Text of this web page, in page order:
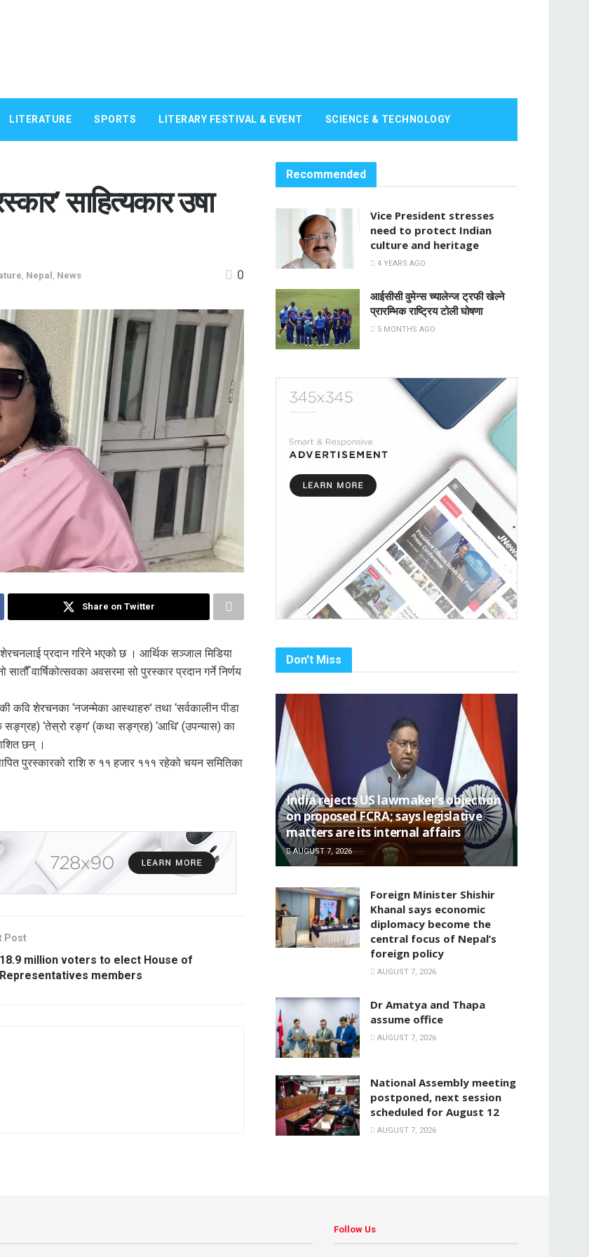
LITERATURE SPORTS LITERARY FESTIVAL & EVENT SCIENCE & TECHNOLOGY
साहित्यकार उषा
Nepal News 0
Share on Twitter
प्रदान गरिने भएको छ । आर्थिक सञ्जाल मिडिया
वार्षिकोत्सवका अवसरमा सो पुरस्कार प्रदान गर्ने निर्णय
शेरचनका ‘नजन्मेका आस्थाहरु’ तथा ‘सर्वकालीन पीडा
सङ्ग्रह) ‘तेस्रो रङ्ग’ (कथा सङ्ग्रह) ‘आधि’ (उपन्यास) का
छन् ।
पुरस्कारको राशि रु ११ हजार १११ रहेको चयन समितिका
Post
18.9 million voters to elect House of
Representatives members
Recommended
Vice President stresses
need to protect Indian
culture and heritage
4 YEARS AGO
आईसीसी वुमेन्स च्यालेन्ज ट्रफी खेल्ने
प्रारम्भिक राष्ट्रिय टोली घोषणा
5 MONTHS AGO
Don't Miss
India rejects US lawmaker’s objection
on proposed FCRA; says legislative
matters are its internal affairs
AUGUST 7, 2026
Foreign Minister Shishir
Khanal says economic
diplomacy become the
central focus of Nepal’s
foreign policy
AUGUST 7, 2026
Dr Amatya and Thapa
assume office
AUGUST 7, 2026
National Assembly meeting
postponed, next session
scheduled for August 12
AUGUST 7, 2026
Follow Us